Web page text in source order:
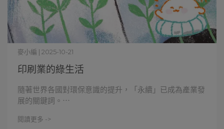
印刷業的綠生活
麥小編 | 2025-10-21
隨著世界各國對環保意識的提升，「永續」已成為產業發
展的關鍵詞。⋯
閱讀更多 ->